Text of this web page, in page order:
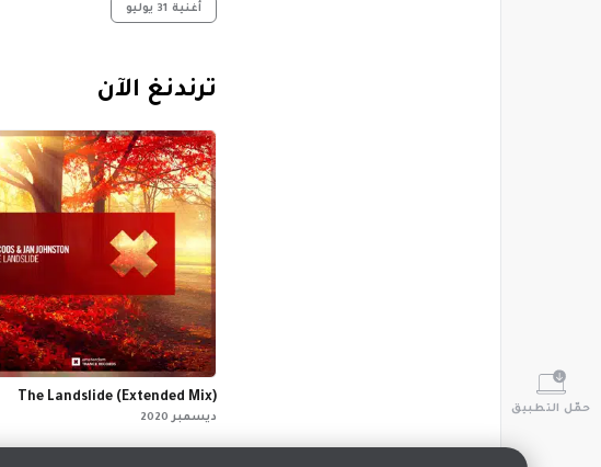
حمّل التطبيق
أغنية 31 يوليو
‏ترندنغ الآن
The Landslide (Extended Mix)
ديسمبر 2020